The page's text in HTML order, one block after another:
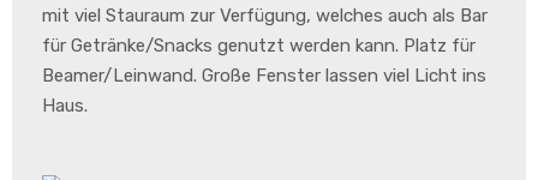
mit viel Stauraum zur Verfügung, welches auch als Bar
für Getränke/Snacks genutzt werden kann. Platz für
Beamer/Leinwand. Große Fenster lassen viel Licht ins
Haus.